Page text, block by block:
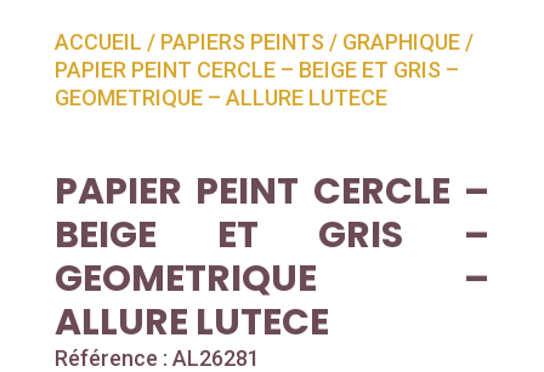
ACCUEIL / PAPIERS PEINTS / GRAPHIQUE/
PAPIER PEINT CERCLE – BEIGE ET GRIS –
GEOMETRIQUE – ALLURE LUTECE
PAPIER PEINT CERCLE –
BEIGE ET GRIS –
GEOMETRIQUE –
ALLURE LUTECE
Référence : AL26281